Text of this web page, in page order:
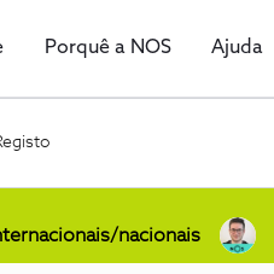
Porquê a NOS Ajuda
nacionais